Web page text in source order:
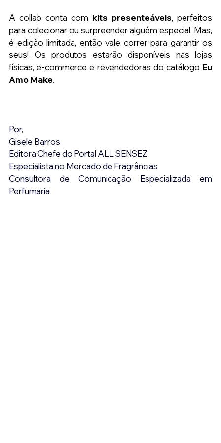
A collab conta com kits presenteáveis, perfeitos
para colecionar ou surpreender alguém especial. Mas,
é edição limitada, então vale correr para garantir os
seus! Os produtos estarão disponíveis nas lojas
físicas, e-commerce e revendedoras do catálogo Eu
Amo Make.
Por,
Gisele Barros
Editora Chefe do Portal ALL SENSEZ
Especialista no Mercado de Fragrâncias
Consultora de Comunicação Especializada em
Perfumaria